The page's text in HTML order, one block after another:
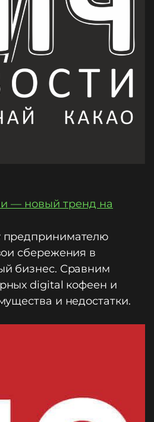
— новый тренд на
сбережения в
бизнес. Сравним
digital кофеен и
и недостатки.